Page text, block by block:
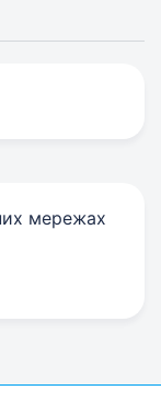
мережах